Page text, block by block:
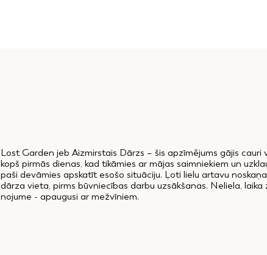
Lost Garden jeb Aizmirstais Dārzs – šis apzīmējums gājis cauri
kopš pirmās dienas, kad tikāmies ar mājas saimniekiem un
paši devāmies apskatīt esošo situāciju. Ļoti lielu artavu
dārza vieta, pirms būvniecības darbu uzsākšanas. Neliela,
nojume - apaugusi ar mežvīniem.